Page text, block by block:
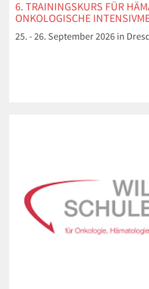
6. TRAININGSKURS FÜR
ONKOLOGISCHE
25. - 26. September 2026 in